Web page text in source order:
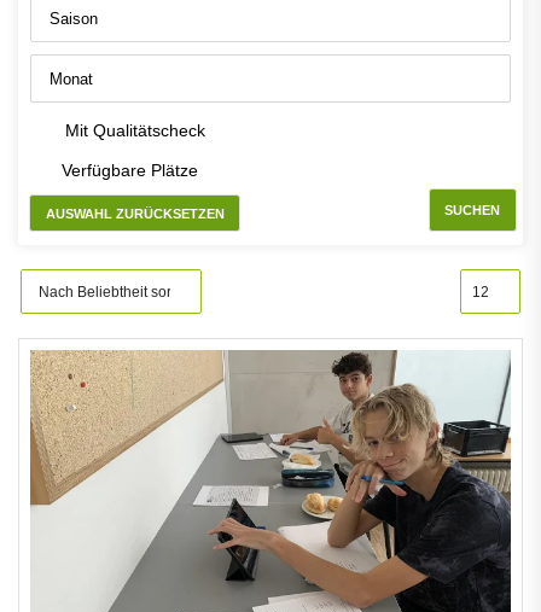
Mit Qualitätscheck
Verfügbare Plätze
AUSWAHL ZURÜCKSETZEN SUCHEN